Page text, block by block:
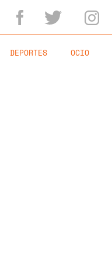
DEPORTES OCIO